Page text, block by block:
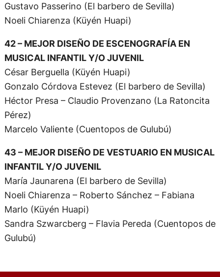
Gustavo Passerino (El barbero de Sevilla)
Noeli Chiarenza (Küyén Huapi)
42 – MEJOR DISEÑO DE ESCENOGRAFÍA EN
MUSICAL INFANTIL Y/O JUVENIL
César Berguella (Küyén Huapi)
Gonzalo Córdova Estevez (El barbero de Sevilla)
Héctor Presa – Claudio Provenzano (La Ratoncita
Pérez)
Marcelo Valiente (Cuentopos de Gulubú)
43 – MEJOR DISEÑO DE VESTUARIO EN MUSICAL
INFANTIL Y/O JUVENIL
María Jaunarena (El barbero de Sevilla)
Noeli Chiarenza – Roberto Sánchez – Fabiana
Marlo (Küyén Huapi)
Sandra Szwarcberg – Flavia Pereda (Cuentopos de
Gulubú)